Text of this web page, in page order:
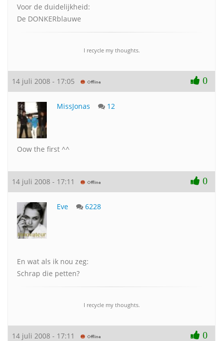
Voor de duidelijkheid:
De DONKERblauwe
I recycle my thoughts.
14 juli 2008 - 17:05 0
MissJonas 12
Oow the first ^^
14 juli 2008 - 17:11 0
Eve 6228
En wat als ik nou zeg:
Schrap die petten?
I recycle my thoughts.
14 juli 2008 - 17:11 0